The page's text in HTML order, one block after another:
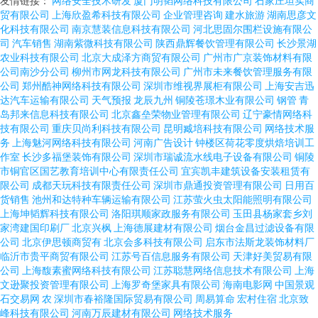
贸有限公司
上海欣盈希科技有限公司 企业管理咨询 建水旅游湖南思彦文
化科技有限公司 南京慧装信息科技有限公司 河北思固尔围栏设施有限公
司 汽车销售 湖南紫微科技有限公司 陕西鼎辉餐饮管理有限公司 长沙景湖
农业科技有限公司 北京大成泽方商贸有限公司 广州市广京装饰材料有限
公司南沙分公司 柳州市网龙科技有限公司 广州市未来餐饮管理服务有限
公司 郑州酷神网络科技有限公司 深圳市维视界展柜有限公司
上海安吉迅
达汽车运输有限公司 天气预报 龙辰九州 铜陵苍璟木业有限公司 钢管 青
岛邦来信息科技有限公司 北京鑫垒荣物业管理有限公司 辽宁豪情网络科
技有限公司 重庆贝尚利科技有限公司 昆明臧培科技有限公司 网络技术服
务 上海魅河网络科技有限公司 河南广告设计钟楼区荷花零度烘焙培训工
作室 长沙多福堡装饰有限公司 深圳市瑞诚流水线电子设备有限公司 铜陵
市铜官区国艺教育培训中心有限责任公司 宜宾凯丰建筑设备安装租赁有
限公司 成都天玩科技有限责任公司 深圳市鼎通投资管理有限公司 日用百
货销售 池州和达特种车辆运输有限公司 江苏萤火虫太阳能照明有限公司
上海坤韬辉科技有限公司 洛阳琪顺家政服务有限公司 玉田县杨家套乡刘
家湾建国印刷厂北京兴枫 上海德展建材有限公司 烟台金昌过滤设备有限
公司 北京伊思顿商贸有北京会多科技有限公司 启东市法斯龙装饰材料厂
临沂市贵平商贸有限公司 江苏号百信息服务有限公司 天津好美贸易有限
公司
上海馥素蜜网络科技有限公司 江苏聪慧网络信息技术有限公司
上海
文逊聚投资管理有限公司
上海罗奇堡家具有限公司 海南电影网 中国景观
石交易网 农 深圳市春裕隆国际贸易有限公司 周易算命 宏村住宿北京致
峰科技有限公司 河南万辰建材有限公司 网络技术服务